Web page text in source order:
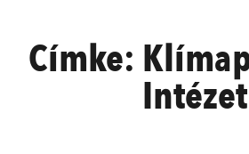
Címke:
Intézet